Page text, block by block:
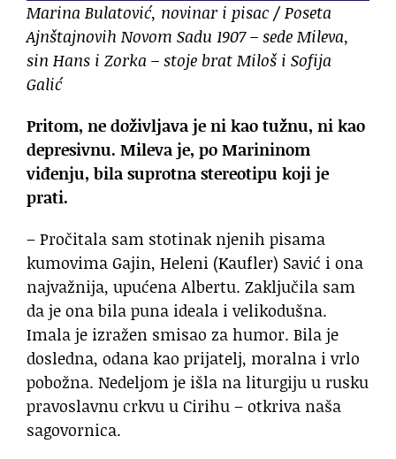
Marina Bulatović, novinar i pisac / Poseta
Ajnštajnovih Novom Sadu 1907 – sede Mileva,
sin Hans i Zorka – stoje brat Miloš i Sofija
Galić
Pritom, ne doživljava je ni kao tužnu, ni kao
depresivnu. Mileva je, po Marininom
viđenju, bila suprotna stereotipu koji je
prati.
– Pročitala sam stotinak njenih pisama
kumovima Gajin, Heleni (Kaufler) Savić i ona
najvažnija, upućena Albertu. Zaključila sam
da je ona bila puna ideala i velikodušna.
Imala je izražen smisao za humor. Bila je
dosledna, odana kao prijatelj, moralna i vrlo
pobožna. Nedeljom je išla na liturgiju u rusku
pravoslavnu crkvu u Cirihu – otkriva naša
sagovornica.